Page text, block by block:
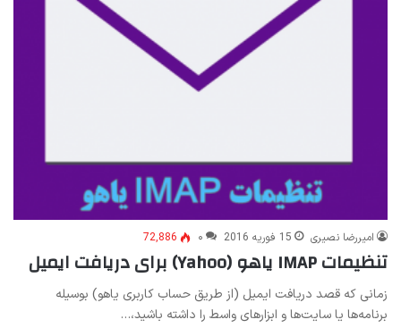
امیررضا نصیری 15 فوریه 2016 ۰ 72,886
تنظیمات IMAP یاهو (Yahoo) برای دریافت ایمیل
زمانی که قصد دریافت ایمیل (از طریق حساب کاربری یاهو) بوسیله
برنامه‌ها یا سایت‌ها و ابزارهای واسط را داشته باشید،…